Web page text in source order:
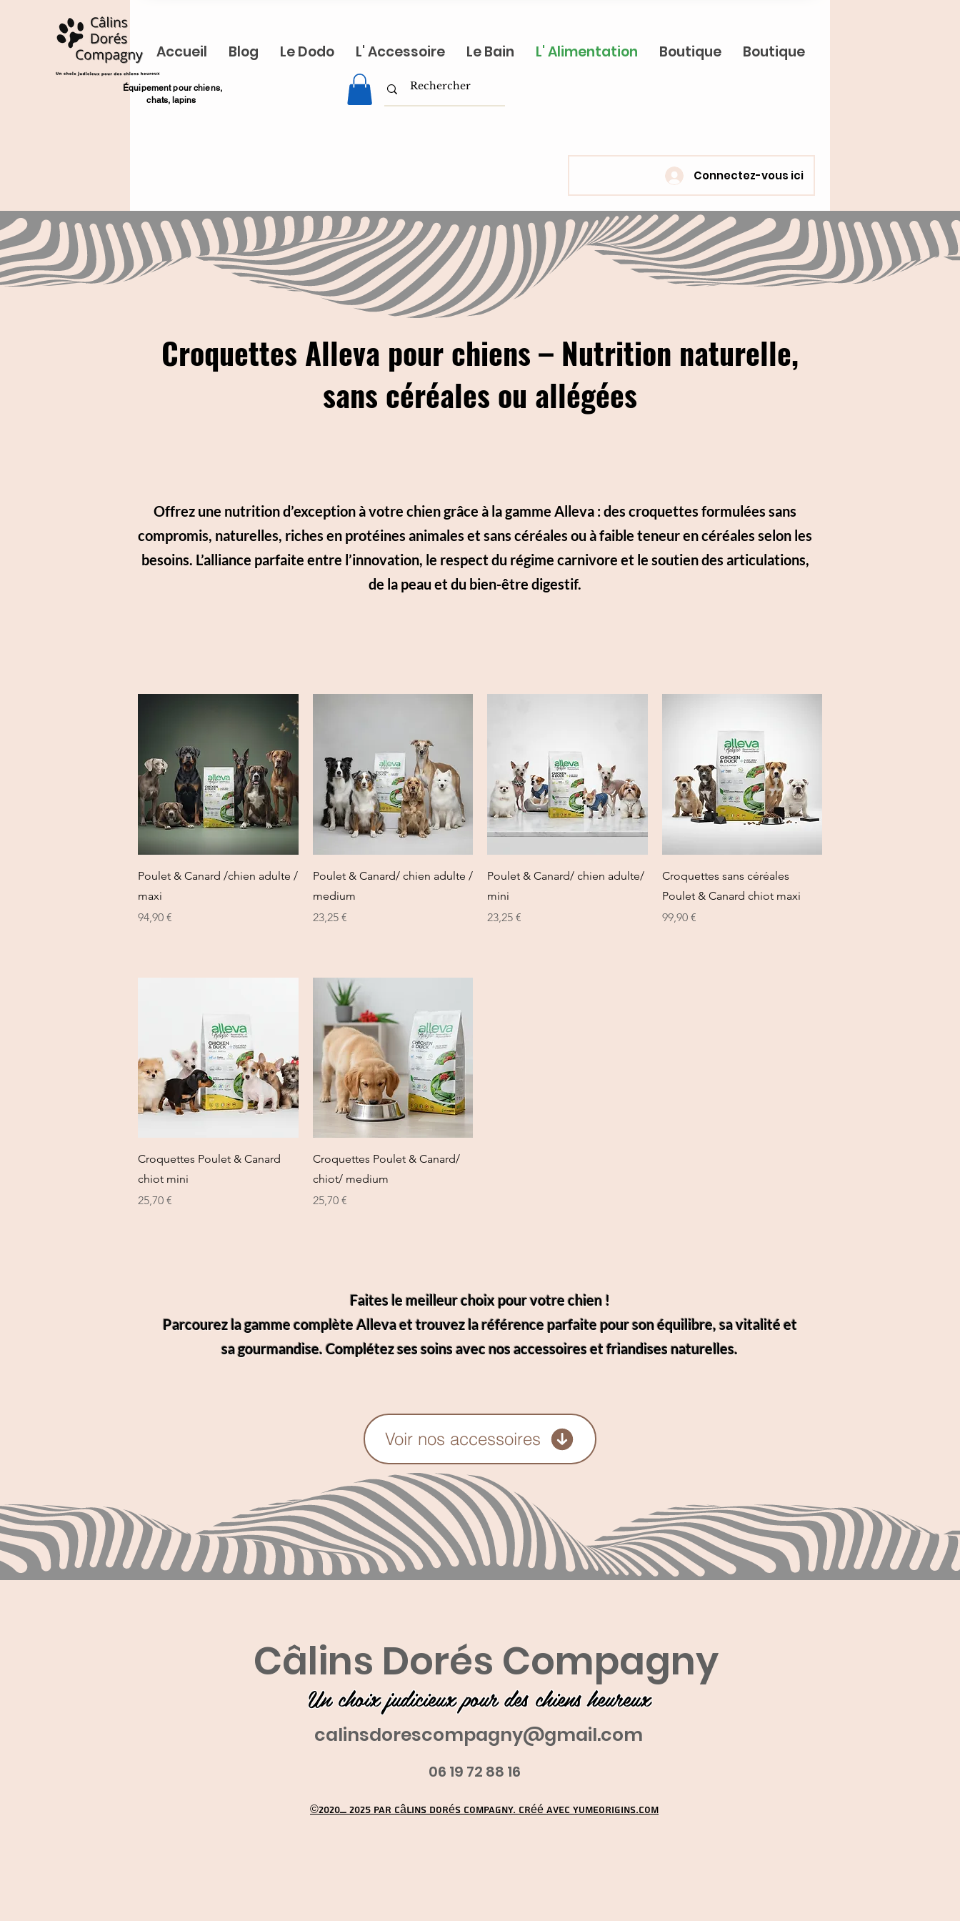
Accueil Blog Le Dodo L' Accessoire Le Bain L' Alimentation Boutique Boutique
​Équipement pour chiens,
chats, lapins
Connectez-vous ici
Croquettes Alleva pour chiens – Nutrition naturelle,
sans céréales ou allégées
Offrez une nutrition d’exception à votre chien grâce à la gamme Alleva : des croquettes formulées sans
compromis, naturelles, riches en protéines animales et sans céréales ou à faible teneur en céréales selon les
besoins. L’alliance parfaite entre l’innovation, le respect du régime carnivore et le soutien des articulations,
de la peau et du bien-être digestif.
Vista rapida
Poulet & Canard /chien adulte /
maxi
Prezzo
94,90 €
Vista rapida
Poulet & Canard/ chien adulte /
medium
Prezzo
23,25 €
Vista rapida
Poulet & Canard/ chien adulte/
mini
Prezzo
23,25 €
Vista rapida
Croquettes sans céréales
Poulet & Canard chiot maxi
Prezzo
99,90 €
Vista rapida
Croquettes Poulet & Canard
chiot mini
Prezzo
25,70 €
Vista rapida
Croquettes Poulet & Canard/
chiot/ medium
Prezzo
25,70 €
Faites le meilleur choix pour votre chien !
Parcourez la gamme complète Alleva et trouvez la référence parfaite pour son équilibre, sa vitalité et
sa gourmandise. Complétez ses soins avec nos accessoires et friandises naturelles.
Voir nos accessoires
Câlins Dorés Compagny
Un choix judicieux pour des chiens heureux
calinsdorescompagny@gmail.com
06 19 72 88 16
©2020_ 2025 par Câlins Dorés Compagny. Créé avec YUMEORIGINS.COM